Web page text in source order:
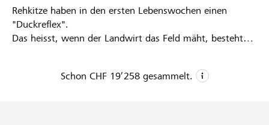
DE FR IT
Rehkitze haben in den ersten Lebenswochen einen
"Duckreflex".
Das heisst, wenn der Landwirt das Feld mäht, besteht
werden die Felder auf Wunsch der Landwirte früh
Schon CHF 19’258gesammelt.